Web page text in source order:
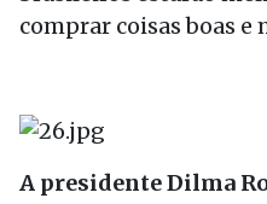
comprar coisas boas e
A presidente Dilma